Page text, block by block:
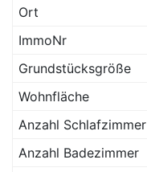
Ort
ImmoNr
Grundstücksgröße
Wohnfläche
Anzahl Schlafzimmer
Anzahl Badezimmer